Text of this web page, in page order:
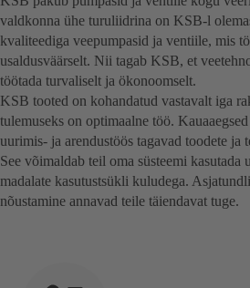
valdkonna ühe turuliidrina on KSB-l
kvaliteediga veepumpasid ja ventiile, mis
usaldusväärselt. Nii tagab KSB, et
töötada turvaliselt ja ökonoomselt.
KSB tooted on kohandatud vastavalt iga
tulemuseks on optimaalne töö.
uurimis- ja arendustöös tagavad toodete ja
See võimaldab teil oma süsteemi kasutada
madalate kasutustsükli kuludega.
nõustamine annavad teile täiendavat tuge.